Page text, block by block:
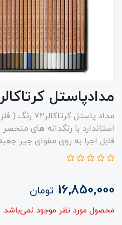
مدادپاستل کرتاکالر ۷۲ رنگ
مداد پاستل
استاندارد با رنگدانه های
قابل اجرا به روی مقوای جیر
16,850,000 تومان
محصول مورد نظر موجود نمی‌باشد.